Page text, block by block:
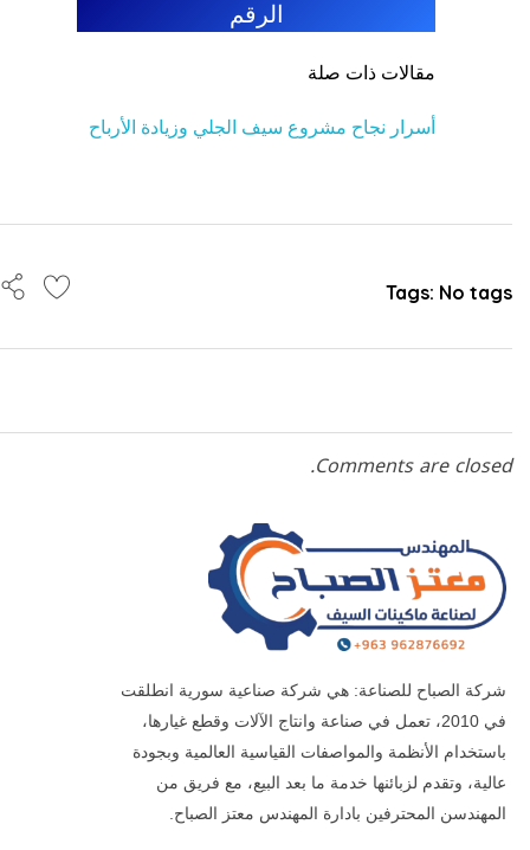
الرقم
مقالات ذات صلة
أسرار نجاح مشروع سيف الجلي وزيادة الأرباح
Tags: No tags
Comments are closed.
شركة الصباح للصناعة: هي شركة صناعية سورية انطلقت
في 2010، تعمل في صناعة وانتاج الآلات وقطع غيارها،
باستخدام الأنظمة والمواصفات القياسية العالمية وبجودة
عالية، وتقدم لزبائنها خدمة ما بعد البيع، مع فريق من
المهندسن المحترفين بادارة المهندس معتز الصباح.